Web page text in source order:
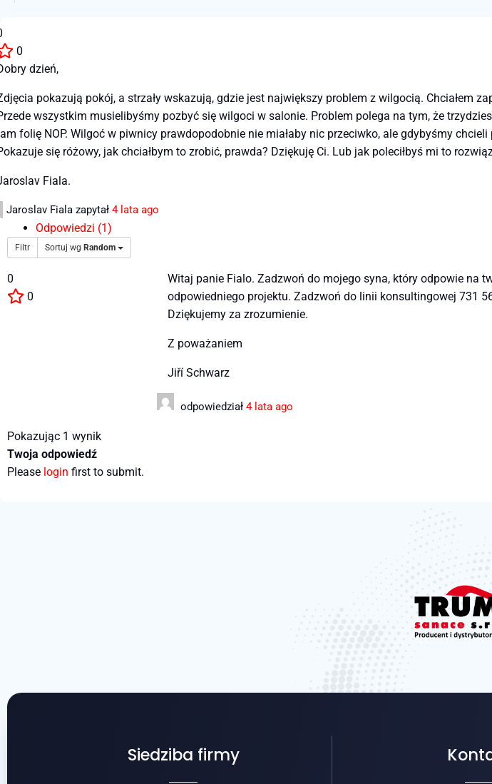
0
dzień,
pokazują pokój, a strzały wskazują, gdzie jest największy problem z wilgocią. Chciałem
wszystkim musielibyśmy pozbyć się wilgoci w salonie. Problem polega na tym, że
folię NOP. Wilgoć w piwnicy prawdopodobnie nie miałaby nic przeciwko, ale gdybyśmy
się różowy, jak chciałbym to zrobić, prawda? Dziękuję Ci. Lub jak poleciłbyś mi to
Fiala.
Jaroslav Fiala zapytał 4 lata ago
Odpowiedzi (1)
Filtr Sortuj wg Random
0
0
Witaj panie Fialo. Zadzwoń do mojego syna, który odpowie na
odpowiedniego projektu. Zadzwoń do linii konsultingowej 731
Dziękujemy za zrozumienie.
Z poważaniem
Jiří Schwarz
odpowiedział 4 lata ago
Pokazując 1 wynik
Twoja odpowiedź
Please login first to submit.
Siedziba firmy